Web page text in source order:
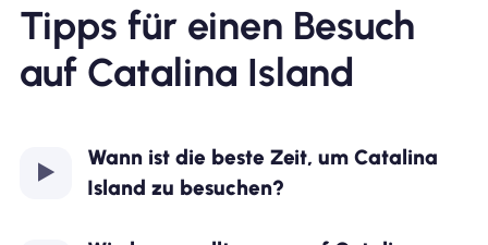
Tipps für einen Besuch
auf Catalina Island
Wann ist die beste Zeit, um Catalina
Island zu besuchen?